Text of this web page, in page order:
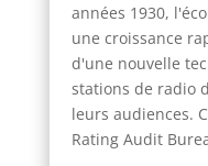
années 1930,
une croissance
d'une nouvelle
stations de radio
leurs audiences.
Rating Audit